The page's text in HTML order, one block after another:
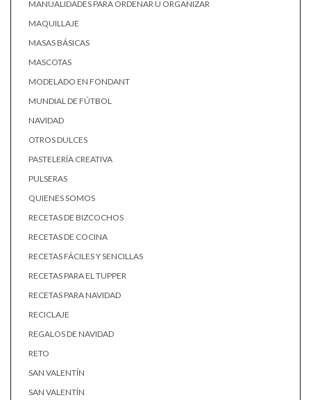
MANUALIDADES PARA ORDENAR U ORGANIZAR
MAQUILLAJE
MASAS BÁSICAS
MASCOTAS
MODELADO EN FONDANT
MUNDIAL DE FÚTBOL
NAVIDAD
OTROS DULCES
PASTELERÍA CREATIVA
PULSERAS
QUIENES SOMOS
RECETAS DE BIZCOCHOS
RECETAS DE COCINA
RECETAS FÁCILES Y SENCILLAS
RECETAS PARA EL TUPPER
RECETAS PARA NAVIDAD
RECICLAJE
REGALOS DE NAVIDAD
RETO
SAN VALENTÍN
SAN VALENTÍN